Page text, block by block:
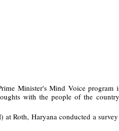
Minister's Mind Voice program
with the people of the
Roth, Haryana conducted a